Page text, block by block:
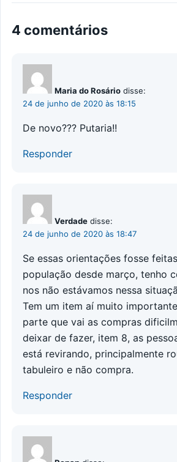
4 comentários
Maria do Rosário disse:
24 de junho de 2020 às 18:15
De novo??? Putaria!!
Responder
Verdade disse:
24 de junho de 2020 às 18:47
Se essas orientações fosse
população desde março, tenho
nos não estávamos nessa
Tem um item aí muito
parte que vai as compras
deixar de fazer, item 8, as
está revirando, principalmente
tabuleiro e não compra.
Responder